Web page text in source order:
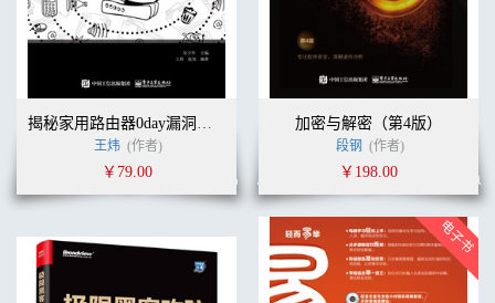
揭秘家用路由器0day漏洞挖掘技术
王炜 (作者)
￥79.00
加密与解密（第4版）
段钢 (作者)
￥198.00